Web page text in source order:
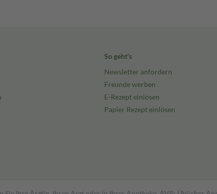
So geht's
Newsletter anfordern
Freunde werben
E-Rezept einlösen
Papier Rezept einlösen